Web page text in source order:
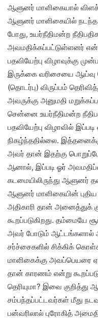
ஆளுனர் மாளிகையால்
ஆளுனர் மாளிகையில் நடந்த
போது, உயர்நீதிமன்ற
அவமதிக்கப்பட்டுள்ளனர்
பதவியேற்பு விழாவுக்கு
இருக்கை வரிசையை ஆய்வு
(தொடர்பு) விருப்பம்
அவருக்கு அனுமதி
சென்னை உயர்நீதிமன்ற
பதவியேற்பு விழாவில்
நிகழ்ந்ததில்லை.
அவர் தான் இதற்கு
ஆனால், இப்படி ஓர்
கடமையிலிருந்து ஆளுனர்
ஆளுனர் மாளிகையின்
அதிகாரி தான் அனைத்துக்
கூறப்படுகிறது. தம்மையே
அவர் போடும் ஆட்டங்களால்
சர்ச்சைகளில் சிக்கிக்
மாளிகைக்கு அவப்பெயரை
தான் காரணம் என்று
தெரியுமா? இவை குறித்து
சம்பந்தப்பட்டவர்கள் மீது
பன்வரிலால் புரோகித்